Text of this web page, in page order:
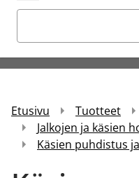
Etusivu Tuotteet
Jalkojen ja käsien
Käsien puhdistus